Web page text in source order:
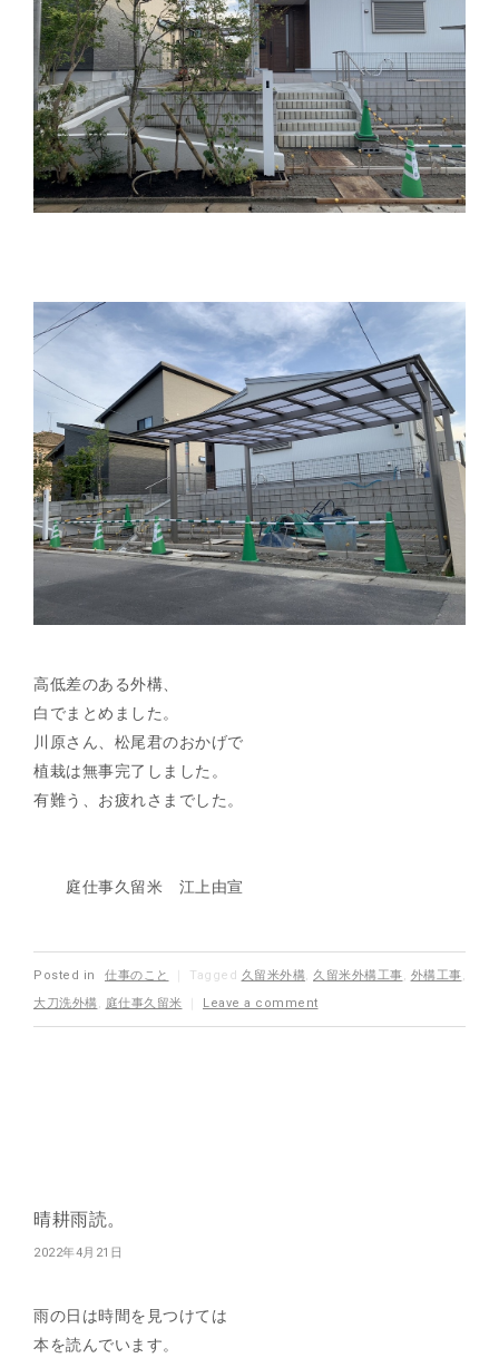
高低差のある外構、
白でまとめました。
川原さん、松尾君のおかげで
植栽は無事完了しました。
有難う、お疲れさまでした。
庭仕事久留米 江上由宣
Posted in 仕事のこと Tagged 久留米外構, 久留米外構工事, 外構工事,
大刀洗外構, 庭仕事久留米 Leave a comment
晴耕雨読。
2022年4月21日
雨の日は時間を見つけては
本を読んでいます。